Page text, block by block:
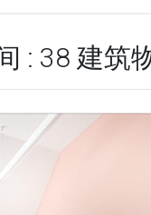
: 38 建筑